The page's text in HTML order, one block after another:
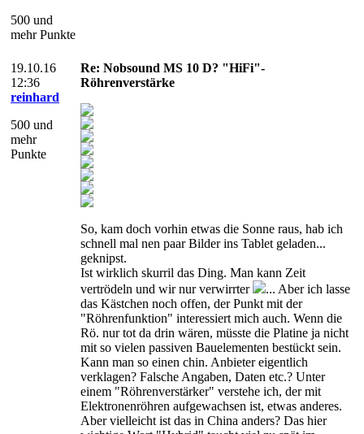
500 und
mehr Punkte
19.10.16
12:36
reinhard
500 und
mehr
Punkte
Re: Nobsound MS 10 D? "HiFi"-
Röhrenverstärke
So, kam doch vorhin etwas die Sonne raus, hab ich
schnell mal nen paar Bilder ins Tablet geladen...
geknipst.
Ist wirklich skurril das Ding. Man kann Zeit
vertrödeln und wir nur verwirrter
... Aber ich lasse
das Kästchen noch offen, der Punkt mit der
"Röhrenfunktion" interessiert mich auch. Wenn die
Rö. nur tot da drin wären, müsste die Platine ja nicht
mit so vielen passiven Bauelementen bestückt sein.
Kann man so einen chin. Anbieter eigentlich
verklagen? Falsche Angaben, Daten etc.? Unter
einem "Röhrenverstärker" verstehe ich, der mit
Elektronenröhren aufgewachsen ist, etwas anderes.
Aber vielleicht ist das in China anders? Das hier